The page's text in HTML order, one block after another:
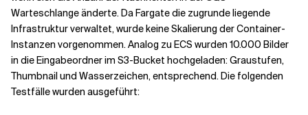
Warteschlange änderte. Da Fargate die zugrunde liegende
Infrastruktur verwaltet, wurde keine Skalierung der Container-
Instanzen vorgenommen. Analog zu ECS wurden 10.000 Bilder
in die Eingabeordner im S3-Bucket hochgeladen: Graustufen,
Thumbnail und Wasserzeichen, entsprechend. Die folgenden
Testfälle wurden ausgeführt: